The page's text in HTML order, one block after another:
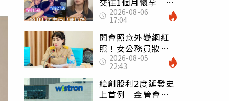
歲當阿嬤故事曝光
2026-08-06
17:04
開會照意外變網紅
照！女公務員妝容
掀2千則留言 本人
怒嗆：化妝有錯嗎
2026-08-05
22:43
緯創股利2度延發史
上首例 金管會說